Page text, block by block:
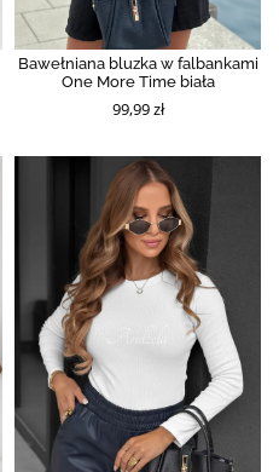
Bawełniana bluzka w falbankami
One More Time biała
99,99 zł